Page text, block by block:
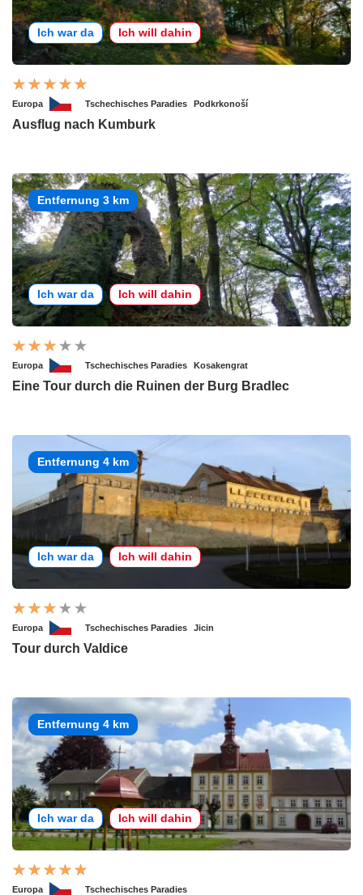
Ich war da Ich will dahin
Europa Tschechisches Paradies Podkrkonoší
Ausflug nach Kumburk
Entfernung 3 km
Ich war da Ich will dahin
Europa Tschechisches Paradies Kosakengrat
Eine Tour durch die Ruinen der Burg Bradlec
Entfernung 4 km
Ich war da Ich will dahin
Europa Tschechisches Paradies Jicin
Tour durch Valdice
Entfernung 4 km
Ich war da Ich will dahin
Europa Tschechisches Paradies